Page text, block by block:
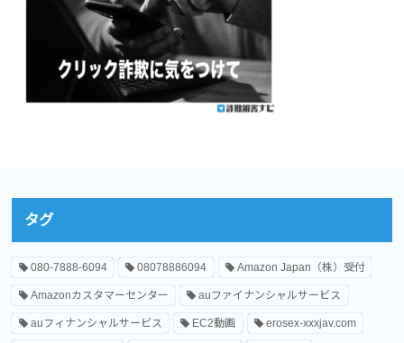
タグ
080-7888-6094 08078886094 Amazon Japan（株）受付
Amazonカスタマーセンター auファイナンシャルサービス
auフィナンシャルサービス EC2動画 erosex-xxxjav.com